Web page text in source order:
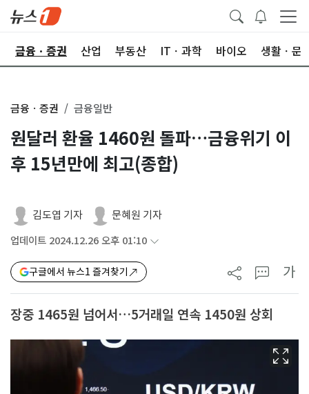
금융ㆍ증권 산업 부동산 ITㆍ과학 바이오 생활ㆍ문
금융ㆍ증권 금융일반
원달러 환율 1460원 돌파…금융위기 이
후 15년만에 최고(종합)
김도엽 기자 문혜원 기자
업데이트 2024.12.26 오후 01:10
구글에서 뉴스1 즐겨찾기 가
장중 1465원 넘어서…5거래일 연속 1450원 상회